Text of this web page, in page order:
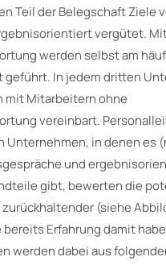
Teil der Belegschaft Ziele
vergütet.
werden selbst am
In jedem dritten
mit Mitarbeitern ohne
vereinbart.
Unternehmen, in denen es
und
gibt, bewerten die
(siehe
Erfahrung damit
werden dabei aus